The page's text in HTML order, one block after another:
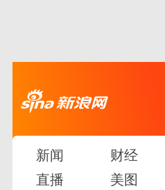
新闻 财经
直播
美图